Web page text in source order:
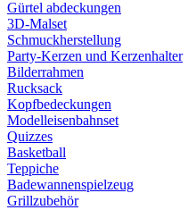
Gürtel abdeckungen
3D-Malset
Schmuckherstellung
Party-Kerzen und Kerzenhalter
Bilderrahmen
Rucksack
Kopfbedeckungen
Modelleisenbahnset
Quizzes
Basketball
Teppiche
Badewannenspielzeug
Grillzubehör